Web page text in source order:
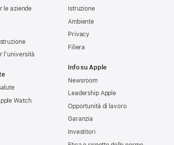
le aziende
l’università
Watch
Istruzione
Ambiente
Privacy
Filiera
Info su Apple
Newsroom
Leadership Apple
Opportunità di lavoro
Garanzia
Investitori